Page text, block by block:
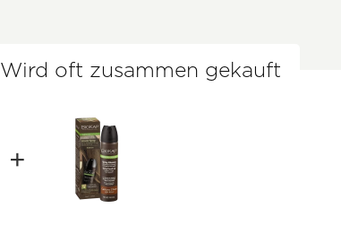
Wird oft zusammen gekauft